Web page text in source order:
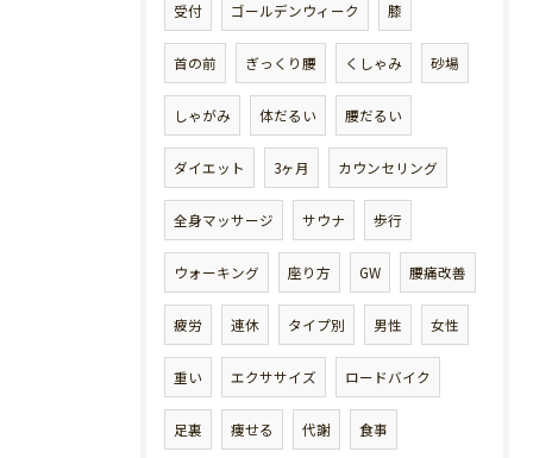
受付 ゴールデンウィーク 膝
首の前 ぎっくり腰 くしゃみ 砂場
しゃがみ 体だるい 腰だるい
ダイエット 3ヶ月 カウンセリング
全身マッサージ サウナ 歩行
ウォーキング 座り方 GW 腰痛改善
疲労 連休 タイプ別 男性 女性
重い エクササイズ ロードバイク
足裏 痩せる 代謝 食事